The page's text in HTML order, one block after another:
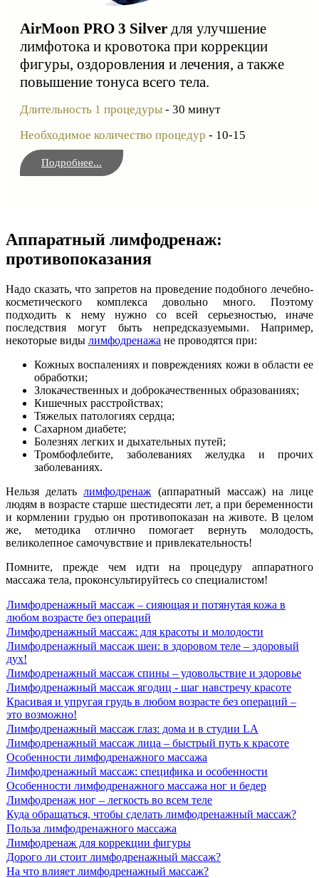
AirMoon PRO 3 Silver для улучшение
лимфотока и кровотока при коррекции
фигуры, оздоровления и лечения, а также
повышение тонуса всего тела.
Длительность 1 процедуры - 30 минут
Необходимое количество процедур - 10-15
Подробнее...
Аппаратный лимфодренаж:
противопоказания
Надо сказать, что запретов на проведение подобного лечебно-
косметического комплекса довольно много. Поэтому
подходить к нему нужно со всей серьезностью, иначе
последствия могут быть непредсказуемыми. Например,
некоторые виды лимфодренажа не проводятся при:
Кожных воспалениях и повреждениях кожи в области ее
обработки;
Злокачественных и доброкачественных образованиях;
Кишечных расстройствах;
Тяжелых патологиях сердца;
Сахарном диабете;
Болезнях легких и дыхательных путей;
Тромбофлебите, заболеваниях желудка и прочих
заболеваниях.
Нельзя делатьлимфодренаж (аппаратный массаж) на лице
людям в возрасте старше шестидесяти лет, а при беременности
и кормлении грудью он противопоказан на животе. В целом
же, методика отлично помогает вернуть молодость,
великолепное самочувствие и привлекательность!
Помните, прежде чем идти на процедуру аппаратного
массажа тела, проконсультируйтесь со специалистом!
Лимфодренажный массаж – сияющая и потянутая кожа в
любом возрасте без операций
Лимфодренажный массаж: для красоты и молодости
Лимфодренажный массаж шеи: в здоровом теле – здоровый
дух!
Лимфодренажный массаж спины – удовольствие и здоровье
Лимфодренажный массаж ягодиц - шаг навстречу красоте
Красивая и упругая грудь в любом возрасте без операций –
это возможно!
Лимфодренажный массаж глаз: дома и в студии LA
Лимфодренажный массаж лица – быстрый путь к красоте
Особенности лимфодренажного массажа
Лимфодренажный массаж: специфика и особенности
Особенности лимфодренажного массажа ног и бедер
Лимфодренаж ног – легкость во всем теле
Куда обращаться, чтобы сделать лимфодренажный массаж?
Польза лимфодренажного массажа
Лимфодренаж для коррекции фигуры
Дорого ли стоит лимфодренажный массаж?
На что влияет лимфодренажный массаж?